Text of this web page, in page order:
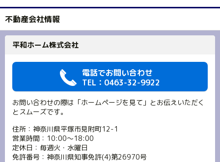
不動産会社情報
平和ホーム株式会社
電話でお問い合わせ
TEL：0463-32-9922
お問い合わせの際は「ホームページを見て」とお伝えいただく
とスムーズです。
住所：神奈川県平塚市見附町12-1
営業時間：10:00～18:00
定休日：毎週火・水曜日
免許番号：神奈川県知事免許(4)第26970号